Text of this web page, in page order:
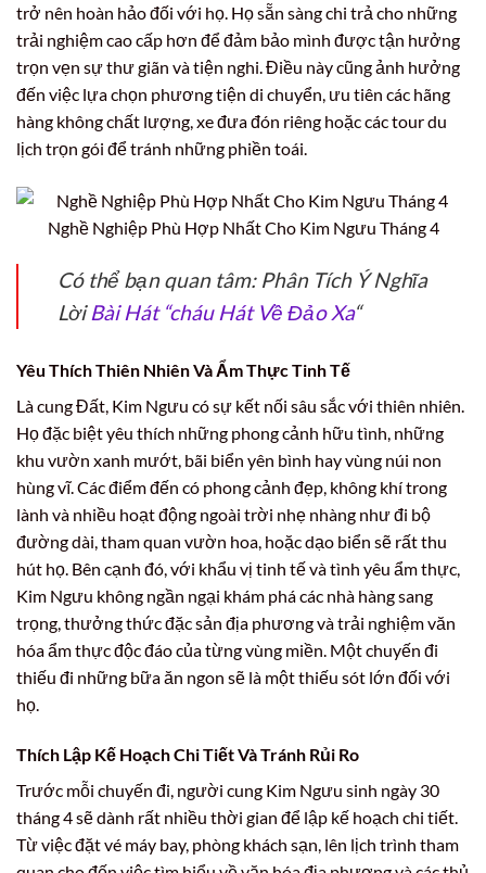
trở nên hoàn hảo đối với họ. Họ sẵn sàng chi trả cho những
trải nghiệm cao cấp hơn để đảm bảo mình được tận hưởng
trọn vẹn sự thư giãn và tiện nghi. Điều này cũng ảnh hưởng
đến việc lựa chọn phương tiện di chuyển, ưu tiên các hãng
hàng không chất lượng, xe đưa đón riêng hoặc các tour du
lịch trọn gói để tránh những phiền toái.
Nghề Nghiệp Phù Hợp Nhất Cho Kim Ngưu Tháng 4
Có thể bạn quan tâm: Phân Tích Ý Nghĩa
LờiBài Hát “cháu Hát Về Đảo Xa“
Yêu Thích Thiên Nhiên Và Ẩm Thực Tinh Tế
Là cung Đất, Kim Ngưu có sự kết nối sâu sắc với thiên nhiên.
Họ đặc biệt yêu thích những phong cảnh hữu tình, những
khu vườn xanh mướt, bãi biển yên bình hay vùng núi non
hùng vĩ. Các điểm đến có phong cảnh đẹp, không khí trong
lành và nhiều hoạt động ngoài trời nhẹ nhàng như đi bộ
đường dài, tham quan vườn hoa, hoặc dạo biển sẽ rất thu
hút họ. Bên cạnh đó, với khẩu vị tinh tế và tình yêu ẩm thực,
Kim Ngưu không ngần ngại khám phá các nhà hàng sang
trọng, thưởng thức đặc sản địa phương và trải nghiệm văn
hóa ẩm thực độc đáo của từng vùng miền. Một chuyến đi
thiếu đi những bữa ăn ngon sẽ là một thiếu sót lớn đối với
họ.
Thích Lập Kế Hoạch Chi Tiết Và Tránh Rủi Ro
Trước mỗi chuyến đi, người cung Kim Ngưu sinh ngày 30
tháng 4 sẽ dành rất nhiều thời gian để lập kế hoạch chi tiết.
Từ việc đặt vé máy bay, phòng khách sạn, lên lịch trình tham